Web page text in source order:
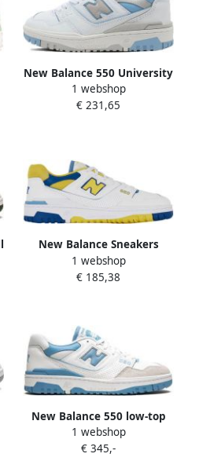
New Balance 550 University
Blue Leren Sneakers Wit
Heren
1 webshop
€ 231,65
New Balance Sneakers
Baskets 550 blanc avec
accents jaunes
1 webshop
€ 185,38
New Balance 550 low-top
sneakers Wit
1 webshop
€ 345,-